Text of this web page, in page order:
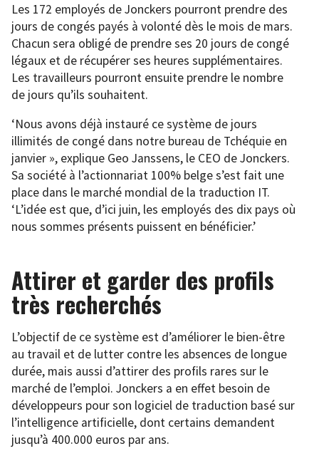
Les 172 employés de Jonckers pourront prendre des
jours de congés payés à volonté dès le mois de mars.
Chacun sera obligé de prendre ses 20 jours de congé
légaux et de récupérer ses heures supplémentaires.
Les travailleurs pourront ensuite prendre le nombre
de jours qu’ils souhaitent.
‘Nous avons déjà instauré ce système de jours
illimités de congé dans notre bureau de Tchéquie en
janvier », explique Geo Janssens, le CEO de Jonckers.
Sa société à l’actionnariat 100% belge s’est fait une
place dans le marché mondial de la traduction IT.
‘L’idée est que, d’ici juin, les employés des dix pays où
nous sommes présents puissent en bénéficier.’
Attirer et garder des profils
très recherchés
L’objectif de ce système est d’améliorer le bien-être
au travail et de lutter contre les absences de longue
durée, mais aussi d’attirer des profils rares sur le
marché de l’emploi. Jonckers a en effet besoin de
développeurs pour son logiciel de traduction basé sur
l’intelligence artificielle, dont certains demandent
jusqu’à 400.000 euros par ans.